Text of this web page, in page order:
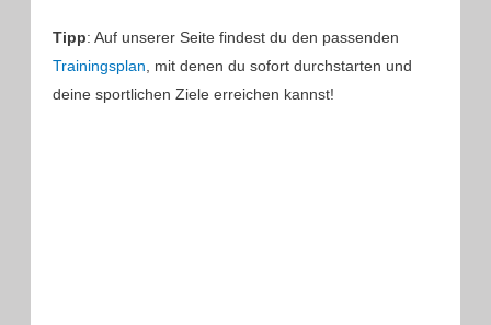
Tipp: Auf unserer Seite findest du den passenden
Trainingsplan, mit denen du sofort durchstarten und
deine sportlichen Ziele erreichen kannst!